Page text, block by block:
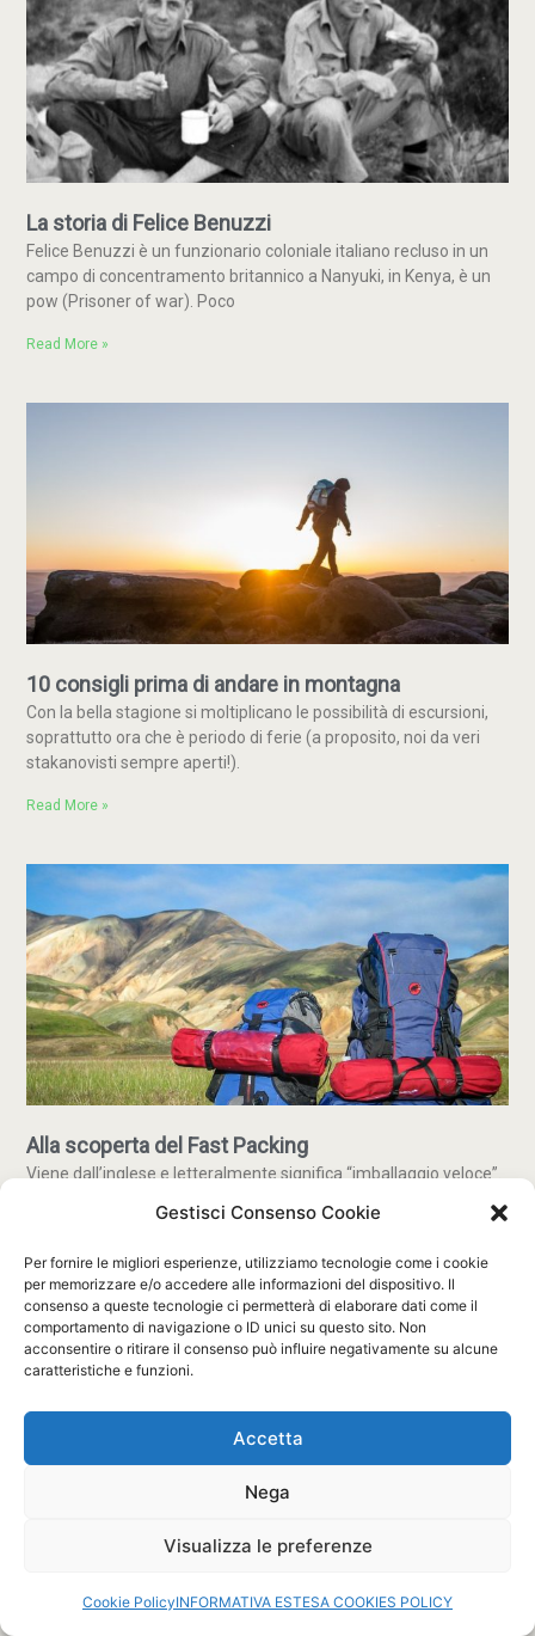
Gestisci Consenso Cookie
Per fornire le migliori esperienze, utilizziamo tecnologie come i cookie
per memorizzare e/o accedere alle informazioni del dispositivo. Il
consenso a queste tecnologie ci permetterà di elaborare dati come il
comportamento di navigazione o ID unici su questo sito. Non
acconsentire o ritirare il consenso può influire negativamente su alcune
caratteristiche e funzioni.
Accetta
Nega
Visualizza le preferenze
Cookie PolicyINFORMATIVA ESTESA COOKIES POLICY
La storia di Felice Benuzzi
Felice Benuzzi è un funzionario coloniale italiano recluso in un
campo di concentramento britannico a Nanyuki, in Kenya, è un
pow (Prisoner of war). Poco
Read More »
10 consigli prima di andare in montagna
Con la bella stagione si moltiplicano le possibilità di escursioni,
soprattutto ora che è periodo di ferie (a proposito, noi da veri
stakanovisti sempre aperti!).
Read More »
Alla scoperta del Fast Packing
Viene dall’inglese e letteralmente significa “imballaggio veloce”.
più possibile a contatto con la
Read More »
Lo zaino… d’emergenza